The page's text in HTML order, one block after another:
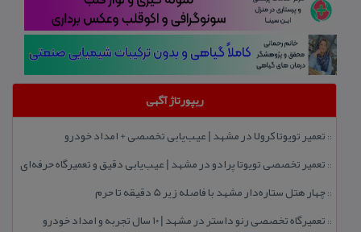
ریپورتاژ آگهی
:: تعمیر تویوتا كرولا در مشهد | عیب‌یابی تخصصی + امداد خودرو
:: تعمیر تخصصی تویوتا پرادو در مشهد | عیب‌یابی دقیق و تعمیرگاه حرفه‌ای
::چهار هتل‌ ستاره‌دار مشهد با فاصله زیر 5 دقیقه تا حرم
:: تعمیرگاه تخصصی رنو داستر در مشهد | ۱۰ سال تجربه و امداد خودرو